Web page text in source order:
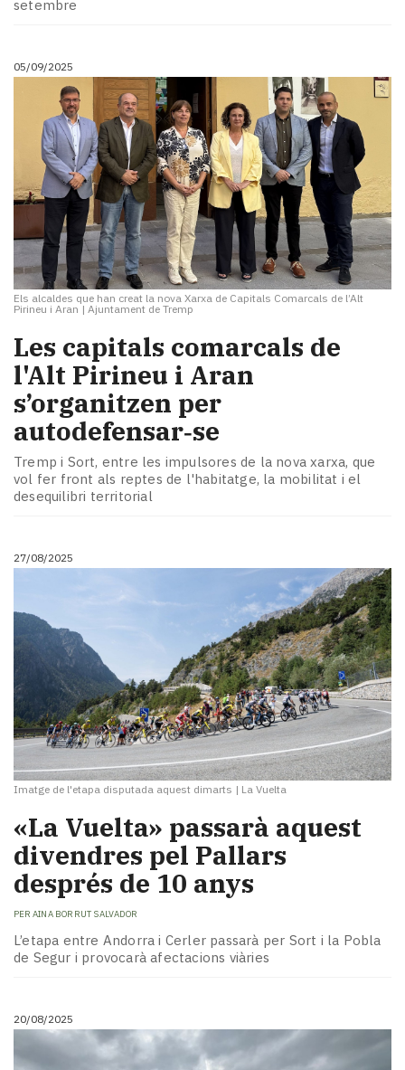
setembre
05/09/2025
Els alcaldes que han creat la nova Xarxa de Capitals Comarcals de l’Alt
Pirineu i Aran | Ajuntament de Tremp
Les capitals comarcals de
l'Alt Pirineu i Aran
s’organitzen per
autodefensar‑se
Tremp i Sort, entre les impulsores de la nova xarxa, que
vol fer front als reptes de l'habitatge, la mobilitat i el
desequilibri territorial
27/08/2025
Imatge de l'etapa disputada aquest dimarts | La Vuelta
«La Vuelta» passarà aquest
divendres pel Pallars
després de 10 anys
PER AINA BORRUT SALVADOR
L’etapa entre Andorra i Cerler passarà per Sort i la Pobla
de Segur i provocarà afectacions viàries
20/08/2025